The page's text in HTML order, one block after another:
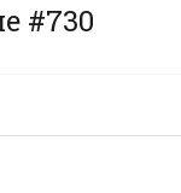
#730